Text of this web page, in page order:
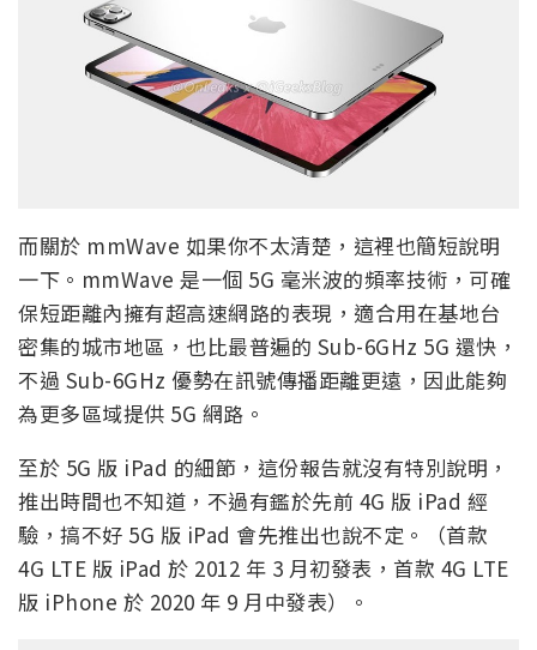
而關於 mmWave 如果你不太清楚，這裡也簡短說明
一下。mmWave 是一個 5G 毫米波的頻率技術，可確
保短距離內擁有超高速網路的表現，適合用在基地台
密集的城市地區，也比最普遍的 Sub-6GHz 5G 還快，
不過 Sub-6GHz 優勢在訊號傳播距離更遠，因此能夠
為更多區域提供 5G 網路。
至於 5G 版 iPad 的細節，這份報告就沒有特別說明，
推出時間也不知道，不過有鑑於先前 4G 版 iPad 經
驗，搞不好 5G 版 iPad 會先推出也說不定。（首款
4G LTE 版 iPad 於 2012 年 3 月初發表，首款 4G LTE
版 iPhone 於 2020 年 9 月中發表）。